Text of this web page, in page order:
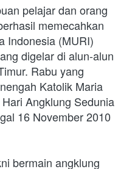
memecahkan
Indonesia (MURI)
digelar di alun-alun
Rabu yang
Katolik Maria
Angklung Sedunia
16 November 2010